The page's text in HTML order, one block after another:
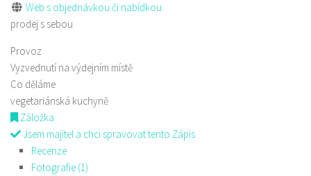
Web s objednávkou či nabídkou
prodej s sebou
Provoz
Vyzvednutí na výdejním místě
Co děláme
vegetariánská kuchyně
Záložka
Jsem majitel a chci spravovat tento Zápis
Recenze
Fotografie (1)